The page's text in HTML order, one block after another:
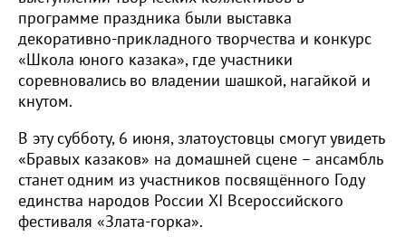
программе праздника были выставка
декоративно-прикладного творчества и конкурс
«Школа юного казака», где участники
соревновались во владении шашкой, нагайкой и
кнутом.
В эту субботу, 6 июня, златоустовцы смогут увидеть
«Бравых казаков» на домашней сцене – ансамбль
станет одним из участников посвящённого Году
единства народов России XI Всероссийского
фестиваля «Злата-горка».